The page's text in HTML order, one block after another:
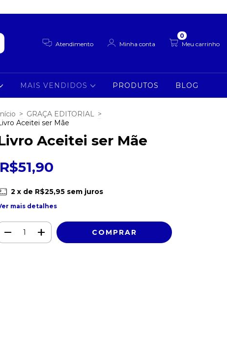
Atendimento Minha conta Meu carrinho
0
MAIS VENDIDOS PRODUTOS BLOG
> GRAÇA EDITORIAL >
Aceitei ser Mãe
Aceitei ser Mãe
R$51,90
2 x de R$25,95 sem juros
mais detalhes